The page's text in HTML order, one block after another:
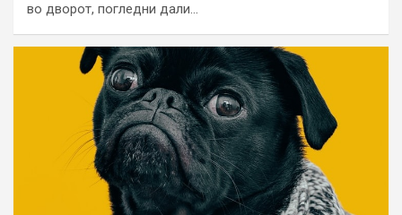
во дворот, погледни дали…